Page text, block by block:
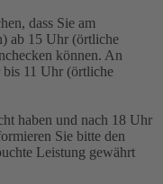
dass Sie am
ab 15 Uhr (örtliche
können. An
11 Uhr (örtliche
haben und nach 18 Uhr
Sie bitte den
Leistung gewährt